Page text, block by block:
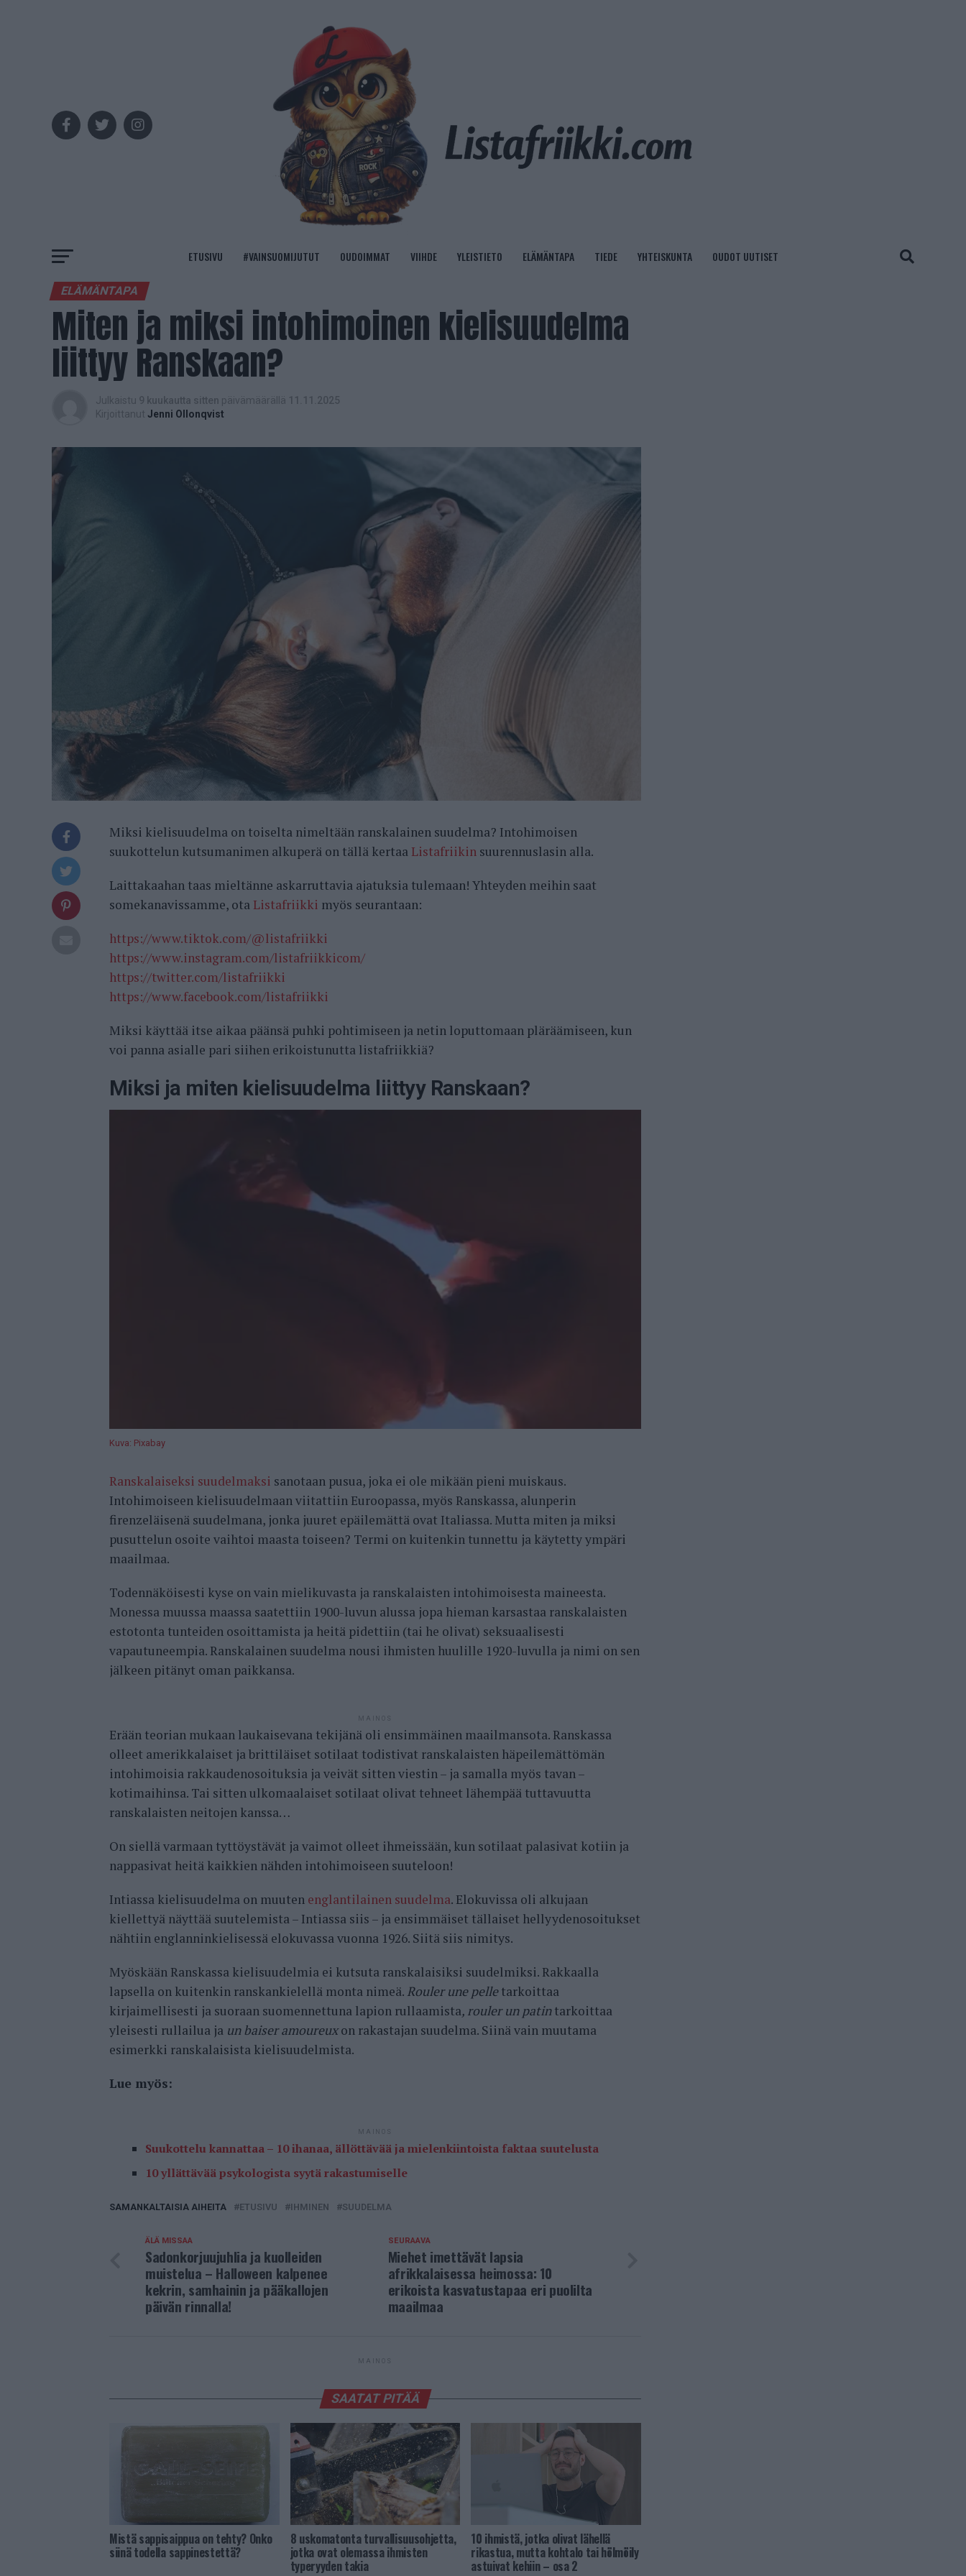
ETUSIVU #VAINSUOMIJUTUT OUDOIMMAT VIIHDE YLEISTIETO ELÄMÄNTAPA TIEDE YHTEISKUNTA OUDOT UUTISET
ELÄMÄNTAPA
Miten ja miksi intohimoinen kielisuudelma
liittyy Ranskaan?
Julkaistu 9 kuukautta sitten päivämäärällä 11.11.2025
Kirjoittanut Jenni Ollonqvist
Miksi kielisuudelma on toiselta nimeltään ranskalainen suudelma? Intohimoisen
suukottelun kutsumanimen alkuperä on tällä kertaa Listafriikin suurennuslasin alla.
Laittakaahan taas mieltänne askarruttavia ajatuksia tulemaan! Yhteyden meihin saat
somekanavissamme, ota Listafriikki myös seurantaan:
https://www.tiktok.com/@listafriikki
https://www.instagram.com/listafriikkicom/
https://twitter.com/listafriikki
https://www.facebook.com/listafriikki
Miksi käyttää itse aikaa päänsä puhki pohtimiseen ja netin loputtomaan pläräämiseen, kun
voi panna asialle pari siihen erikoistunutta listafriikkiä?
Miksi ja miten kielisuudelma liittyy Ranskaan?
Kuva: Pixabay
Ranskalaiseksi suudelmaksi sanotaan pusua, joka ei ole mikään pieni muiskaus.
Intohimoiseen kielisuudelmaan viitattiin Euroopassa, myös Ranskassa, alunperin
firenzeläisenä suudelmana, jonka juuret epäilemättä ovat Italiassa. Mutta miten ja miksi
pusuttelun osoite vaihtoi maasta toiseen? Termi on kuitenkin tunnettu ja käytetty ympäri
maailmaa.
Todennäköisesti kyse on vain mielikuvasta ja ranskalaisten intohimoisesta maineesta.
Monessa muussa maassa saatettiin 1900-luvun alussa jopa hieman karsastaa ranskalaisten
estotonta tunteiden osoittamista ja heitä pidettiin (tai he olivat) seksuaalisesti
vapautuneempia. Ranskalainen suudelma nousi ihmisten huulille 1920-luvulla ja nimi on sen
jälkeen pitänyt oman paikkansa.
MAINOS
Erään teorian mukaan laukaisevana tekijänä oli ensimmäinen maailmansota. Ranskassa
olleet amerikkalaiset ja brittiläiset sotilaat todistivat ranskalaisten häpeilemättömän
intohimoisia rakkaudenosoituksia ja veivät sitten viestin – ja samalla myös tavan –
kotimaihinsa. Tai sitten ulkomaalaiset sotilaat olivat tehneet lähempää tuttavuutta
ranskalaisten neitojen kanssa…
On siellä varmaan tyttöystävät ja vaimot olleet ihmeissään, kun sotilaat palasivat kotiin ja
nappasivat heitä kaikkien nähden intohimoiseen suuteloon!
Intiassa kielisuudelma on muuten englantilainen suudelma. Elokuvissa oli alkujaan
kiellettyä näyttää suutelemista – Intiassa siis – ja ensimmäiset tällaiset hellyydenosoitukset
nähtiin englanninkielisessä elokuvassa vuonna 1926. Siitä siis nimitys.
Myöskään Ranskassa kielisuudelmia ei kutsuta ranskalaisiksi suudelmiksi. Rakkaalla
lapsella on kuitenkin ranskankielellä monta nimeä. Rouler une pelletarkoittaa
kirjaimellisesti ja suoraan suomennettuna lapion rullaamista, rouler un patintarkoittaa
yleisesti rullailua ja un baiser amoureuxon rakastajan suudelma. Siinä vain muutama
esimerkki ranskalaisista kielisuudelmista.
Lue myös:
MAINOS
Suukottelu kannattaa – 10 ihanaa, ällöttävää ja mielenkiintoista faktaa suutelusta
10 yllättävää psykologista syytä rakastumiselle
SAMANKALTAISIA AIHEITA ETUSIVU IHMINEN SUUDELMA
SEURAAVA
Miehet imettävät lapsia
afrikkalaisessa heimossa: 10
erikoista kasvatustapaa eri puolilta
maailmaa
ÄLÄ MISSAA
Sadonkorjuujuhlia ja kuolleiden
muistelua – Halloween kalpenee
kekrin, samhainin ja pääkallojen
päivän rinnalla!
MAINOS
SAATAT PITÄÄ
Mistä sappisaippua on tehty? Onko
siinä todella sappinestettä?
8 uskomatonta turvallisuusohjetta,
jotka ovat olemassa ihmisten
typeryyden takia
10 ihmistä, jotka olivat lähellä
rikastua, mutta kohtalo tai hölmöily
astuivat kehiin – osa 2